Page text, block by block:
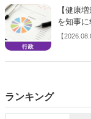
会等に報
【健康
を知事
【
関する省
ランキング